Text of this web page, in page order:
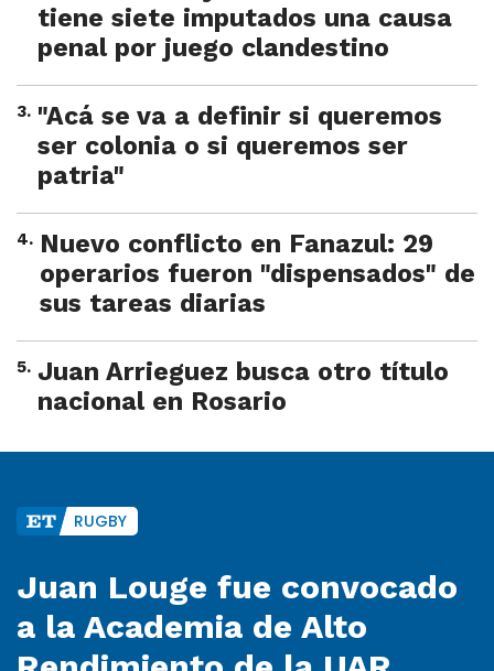
tiene siete imputados una causa
penal por juego clandestino
3. "Acá se va a definir si queremos
ser colonia o si queremos ser
patria"
4. Nuevo conflicto en Fanazul: 29
operarios fueron "dispensados" de
sus tareas diarias
5. Juan Arrieguez busca otro título
nacional en Rosario
RUGBY
Juan Louge fue convocado
a la Academia de Alto